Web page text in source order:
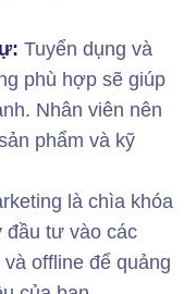
Tuyển dụng và
phù hợp sẽ giúp
Nhân viên nên
phẩm và kỹ
là chìa khóa
đầu tư vào các
offline để quảng